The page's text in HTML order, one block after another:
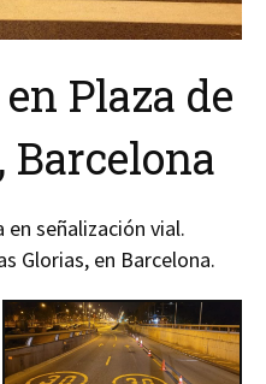
Plaza de
Barcelona
en señalización vial.
Glorias, en Barcelona.